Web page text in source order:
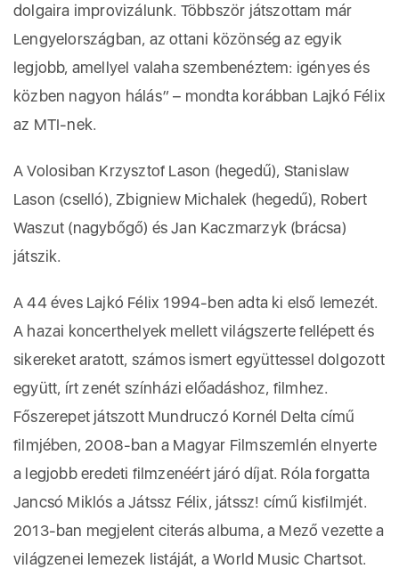
dolgaira improvizálunk. Többször játszottam már
Lengyelországban, az ottani közönség az egyik
legjobb, amellyel valaha szembenéztem: igényes és
közben nagyon hálás” – mondta korábban Lajkó Félix
az MTI-nek.
A Volosiban Krzysztof Lason (hegedű), Stanislaw
Lason (cselló), Zbigniew Michalek (hegedű), Robert
Waszut (nagybőgő) és Jan Kaczmarzyk (brácsa)
játszik.
A 44 éves Lajkó Félix 1994-ben adta ki első lemezét.
A hazai koncerthelyek mellett világszerte fellépett és
sikereket aratott, számos ismert együttessel dolgozott
együtt, írt zenét színházi előadáshoz, filmhez.
Főszerepet játszott Mundruczó Kornél Delta című
filmjében, 2008-ban a Magyar Filmszemlén elnyerte
a legjobb eredeti filmzenéért járó díjat. Róla forgatta
Jancsó Miklós a Játssz Félix, játssz! című kisfilmjét.
2013-ban megjelent citerás albuma, a Mező vezette a
világzenei lemezek listáját, a World Music Chartsot.